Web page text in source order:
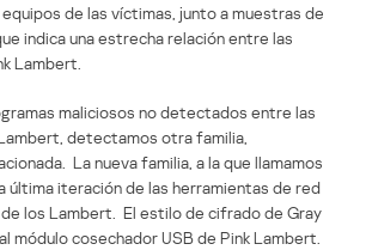
de las víctimas, junto a muestras de
indica una estrecha relación entre las
Lambert.
maliciosos no detectados entre las
detectamos otra familia,
La nueva familia, a la que llamamos
última iteración de las herramientas de red
los Lambert. El estilo de cifrado de Gray
módulo cosechador USB de Pink Lambert.